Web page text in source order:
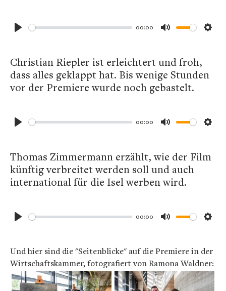
00:00
Christian Riepler ist erleichtert und froh,
dass alles geklappt hat. Bis wenige Stunden
vor der Premiere wurde noch gebastelt.
00:00
Thomas Zimmermann erzählt, wie der Film
künftig verbreitet werden soll und auch
international für die Isel werben wird.
00:00
Und hier sind die "Seitenblicke" auf die Premiere in der
Wirtschaftskammer, fotografiert von Ramona Waldner: